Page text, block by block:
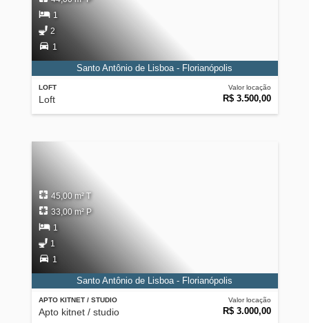
LOFT
Loft
Valor locação
R$ 3.500,00
1
2
1
Santo Antônio de Lisboa - Florianópolis
APTO KITNET / STUDIO
Apto kitnet / studio
Valor locação
R$ 3.000,00
45,00 m² T
33,00 m² P
1
1
1
Santo Antônio de Lisboa - Florianópolis